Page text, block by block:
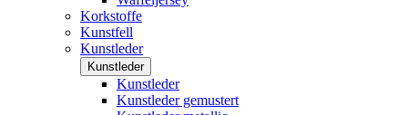
Korkstoffe
Kunstfell
Kunstleder
Kunstleder
Kunstleder
Kunstleder gemustert